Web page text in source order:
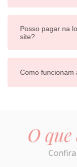
Posso pagar na
site?
Como funcionam
O